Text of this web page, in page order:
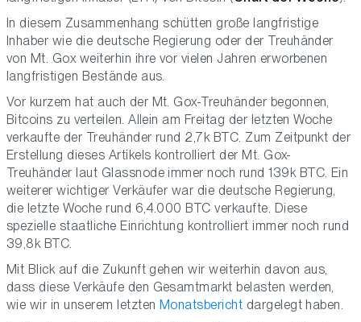
In diesem Zusammenhang schütten große langfristige
Inhaber wie die deutsche Regierung oder der Treuhänder
von Mt. Gox weiterhin ihre vor vielen Jahren erworbenen
langfristigen Bestände aus.
Vor kurzem hat auch der Mt. Gox-Treuhänder begonnen,
Bitcoins zu verteilen. Allein am Freitag der letzten Woche
verkaufte der Treuhänder rund 2,7k BTC. Zum Zeitpunkt der
Erstellung dieses Artikels kontrolliert der Mt. Gox-
Treuhänder laut Glassnode immer noch rund 139k BTC. Ein
weiterer wichtiger Verkäufer war die deutsche Regierung,
die letzte Woche rund 6,4.000 BTC verkaufte. Diese
spezielle staatliche Einrichtung kontrolliert immer noch rund
39,8k BTC.
Mit Blick auf die Zukunft gehen wir weiterhin davon aus,
dass diese Verkäufe den Gesamtmarkt belasten werden,
wie wir in unserem letzten Monatsbericht dargelegt haben.